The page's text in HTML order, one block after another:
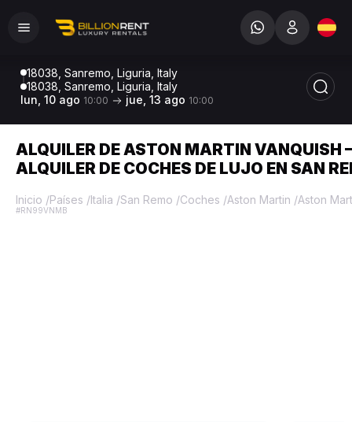
18038, Sanremo, Liguria, Italy
18038, Sanremo, Liguria, Italy
lun, 10 ago 10:00 jue, 13 ago 10:00
ALQUILER DE ASTON MARTIN VANQUISH –
ALQUILER DE COCHES DE LUJO EN SAN
Inicio /Países /Italia /San Remo /Coches /Aston Martin /Aston
#RN99VNMB